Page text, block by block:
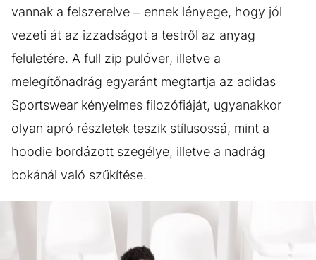
vannak a felszerelve – ennek lényege, hogy jól
vezeti át az izzadságot a testről az anyag
felületére. A full zip pulóver, illetve a
melegítőnadrág egyaránt megtartja az adidas
Sportswear kényelmes filozófiáját, ugyanakkor
olyan apró részletek teszik stílusossá, mint a
hoodie bordázott szegélye, illetve a nadrág
bokánál való szűkítése.